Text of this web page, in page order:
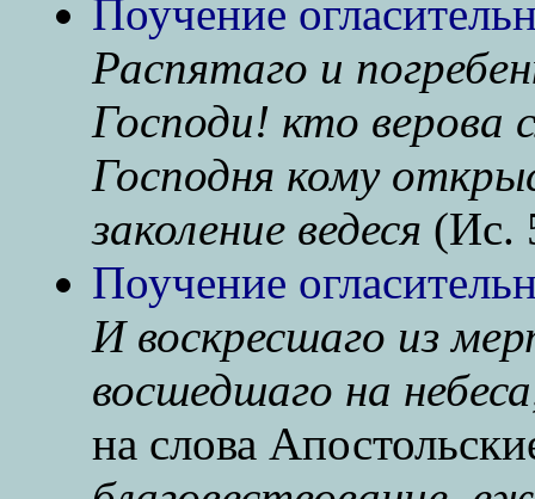
Поучение
Распятаго и
Господи! кто верова
Господня кому
заколение ведеся (Ис.
Поучение
И воскресшаго из
восшедшаго на
на слова